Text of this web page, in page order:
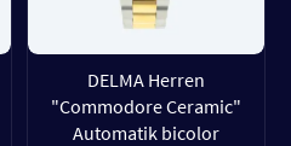
DELMA Herren
"Commodore Ceramic"
Automatik bicolor